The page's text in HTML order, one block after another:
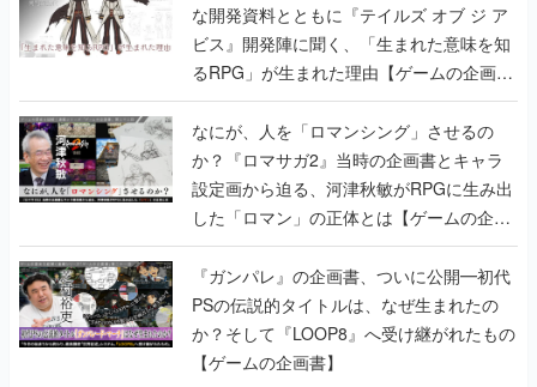
な開発資料とともに『テイルズ オブ ジ ア
ビス』開発陣に聞く、「生まれた意味を知
るRPG」が生まれた理由【ゲームの企画
書】
なにが、人を「ロマンシング」させるの
か？『ロマサガ2』当時の企画書とキャラ
設定画から迫る、河津秋敏がRPGに生み出
した「ロマン」の正体とは【ゲームの企画
書】
『ガンパレ』の企画書、ついに公開━初代
PSの伝説的タイトルは、なぜ生まれたの
か？そして『LOOP8』へ受け継がれたもの
【ゲームの企画書】